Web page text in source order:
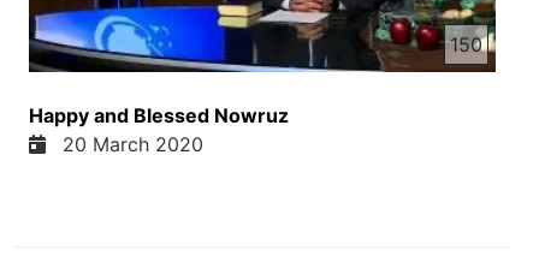
150
Happy and Blessed Nowruz
20 March 2020